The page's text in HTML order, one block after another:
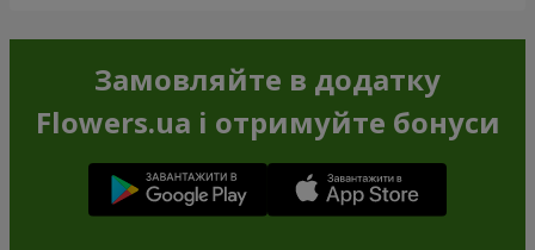
Замовляйте в додатку
Flowers.ua і отримуйте бонуси